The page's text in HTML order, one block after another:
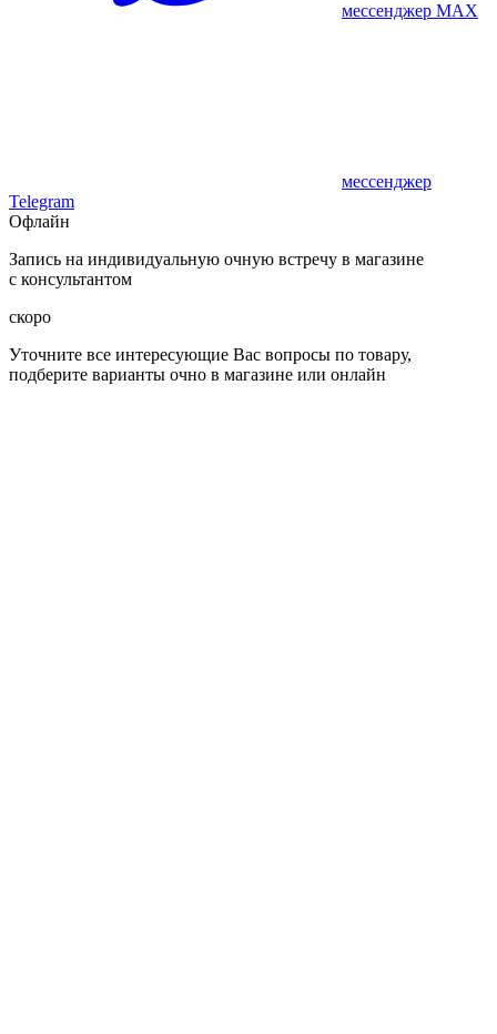
мессенджер MAX
мессенджер
Telegram
Офлайн
Запись на индивидуальную очную встречу в магазине
с консультантом
скоро
Уточните все интересующие Вас вопросы по товару,
подберите варианты очно в магазине или онлайн